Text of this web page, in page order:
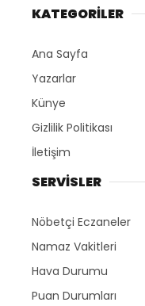
KATEGORİLER
Ana Sayfa
Yazarlar
Künye
Gizlilik Politikası
İletişim
SERVİSLER
Nöbetçi Eczaneler
Namaz Vakitleri
Hava Durumu
Puan Durumları